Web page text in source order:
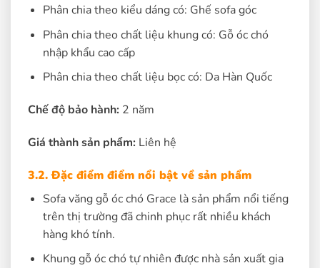
Phân chia theo kiểu dáng có: Ghế sofa góc
Phân chia theo chất liệu khung có: Gỗ óc chó
nhập khẩu cao cấp
Phân chia theo chất liệu bọc có: Da Hàn Quốc
Chế độ bảo hành: 2 năm
Giá thành sản phẩm: Liên hệ
3.2. Đặc điểm điểm nổi bật về sản phẩm
Sofa văng gỗ óc chó Grace là sản phẩm nổi tiếng
trên thị trường đã chinh phục rất nhiều khách
hàng khó tính.
Khung gỗ óc chó tự nhiên được nhà sản xuất gia